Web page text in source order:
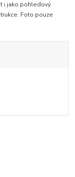
i jako pohledový
Foto pouze